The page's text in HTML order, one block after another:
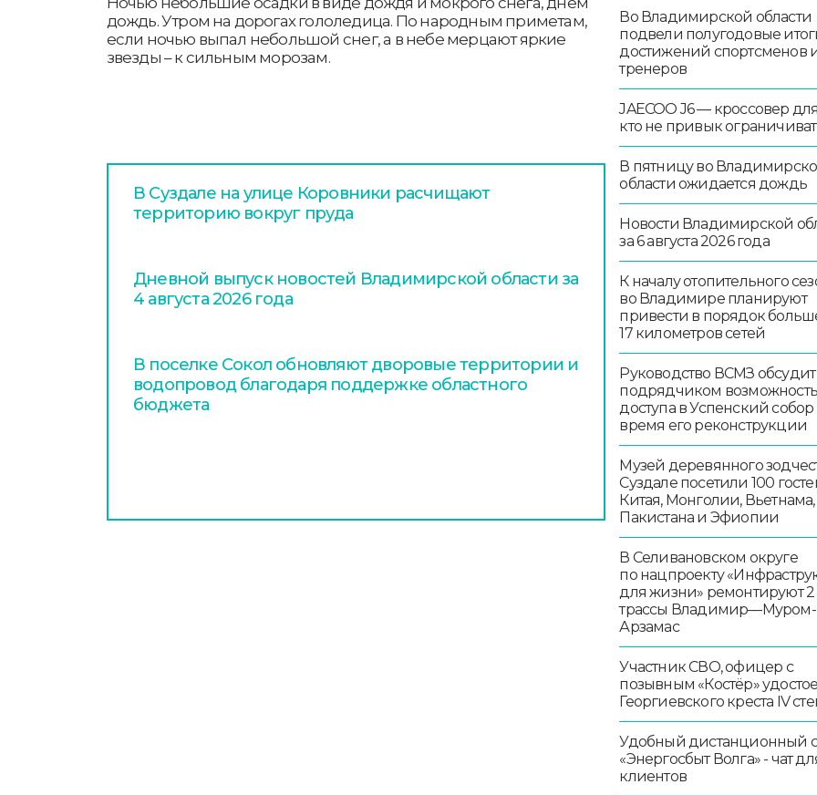
дождь. Утром на дорогах гололедица. По народным приметам,
если ночью выпал небольшой снег, а в небе мерцают яркие
звезды – к сильным морозам.
В Суздале на улице Коровники расчищают
территорию вокруг пруда
Дневной выпуск новостей Владимирской области за
4 августа 2026 года
В поселке Сокол обновляют дворовые территории и
водопровод благодаря поддержке областного
бюджета
Во Владимирской области
подвели полугодовые
достижений спортсменов
тренеров
JAECOO J6 — кроссовер для
кто не привык
В пятницу во
области ожидается дождь
Новости Владимирской
за 6 августа 2026 года
К началу отопительного
во Владимире планируют
привести в порядок
17 километров сетей
Руководство ВСМЗ обсудит
подрядчиком возможность
доступа в Успенский собор
время его реконструкции
Музей деревянного
Суздале посетили 100
Китая, Монголии, Вьетнама,
Пакистана и Эфиопии
В Селивановском округе
по нацпроекту
для жизни» ремонтируют
трассы Владимир—Муром-
Арзамас
Участник СВО, офицер с
позывным «Костёр»
Георгиевского креста IV
Удобный дистанционный
«Энергосбыт Волга» - чат
клиентов